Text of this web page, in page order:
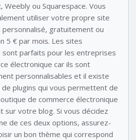
Weebly ou Squarespace. Vous
utiliser votre propre site
gratuitement ou
5 € par mois. Les sites
sont parfaits pour les entreprises
électronique car ils sont
personnalisables et il existe
plugins qui vous permettent de
de commerce électronique
sur votre blog. Si vous décidez
de ces deux options, assurez-
un bon thème qui correspond